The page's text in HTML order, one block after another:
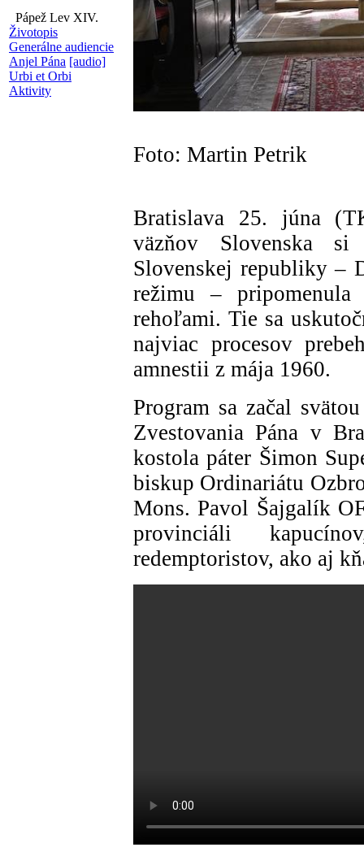
Pápež Lev XIV.
Životopis
Generálne audiencie
Anjel Pána [audio]
Urbi et Orbi
Aktivity
Foto: Martin Petrik
Bratislava 25. júna
väzňov Slovenska
Slovenskej republiky –
režimu –
rehoľami. Tie sa
najviac procesov
amnestii z mája 1960.
Program sa začal
Zvestovania Pána v
kostola páter Šimon
biskup Ordinariátu
Mons. Pavol Šajgalík
provinciáli
redemptoristov, ako aj